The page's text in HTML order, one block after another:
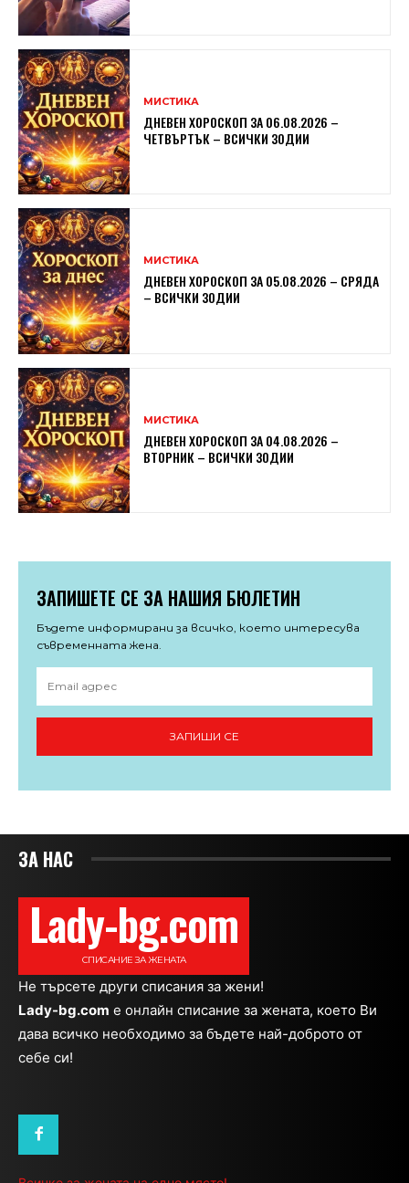
МИСТИКА
ДНЕВЕН ХОРОСКОП ЗА 06.08.2026 –
ЧЕТВЪРТЪК – ВСИЧКИ ЗОДИИ
МИСТИКА
ДНЕВЕН ХОРОСКОП ЗА 05.08.2026 – СРЯДА
– ВСИЧКИ ЗОДИИ
МИСТИКА
ДНЕВЕН ХОРОСКОП ЗА 04.08.2026 –
ВТОРНИК – ВСИЧКИ ЗОДИИ
ЗАПИШЕТЕ СЕ ЗА НАШИЯ БЮЛЕТИН
Бъдете информирани за всичко, което интересува
съвременната жена.
ЗАПИШИ СЕ
ЗА НАС
Lady-bg.com
СПИСАНИЕ ЗА ЖЕНАТА
Не търсете други списания за жени!
Lady-bg.com e онлайн списание за жената, което Ви
дава всичко необходимо за бъдете най-доброто от
себе си!